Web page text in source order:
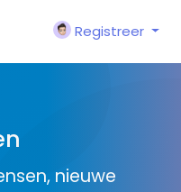
Registreer
nieuwe